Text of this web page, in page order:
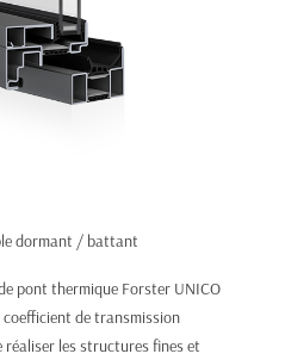
dormant / battant
pont thermique Forster UNICO
de transmission
les structures fines et